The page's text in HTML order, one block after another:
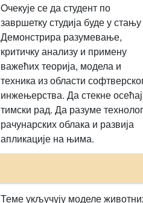
Oчекује се да студент по
завршетку студија буде у
Демонстрира разумевање,
критичку анализу и примену
важећих теорија, модела и
техника из области
инжењерства. Да стекне
тимски рад. Да разуме
рачунарских облака и развија
апликације на њима.
Теме укључују моделе